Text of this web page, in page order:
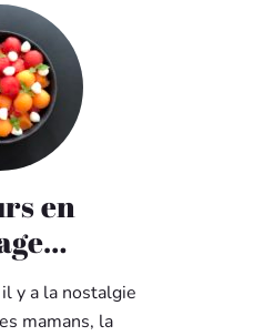
en
y a la nostalgie
mamans, la